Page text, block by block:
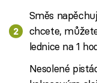
Směs
chcete,
lednice na 1
Nesolené